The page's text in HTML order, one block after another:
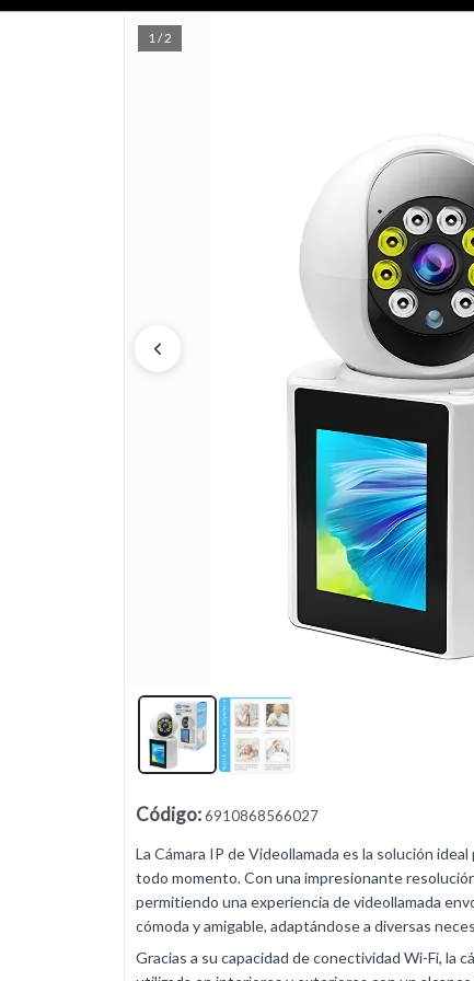
1 / 2
Código:6910868566027
La Cámara IP de Videollamada es la solución
todo momento. Con una impresionante
permitiendo una experiencia de videollamada
cómoda y amigable, adaptándose a diversas
Gracias a su capacidad de conectividad Wi-Fi, la